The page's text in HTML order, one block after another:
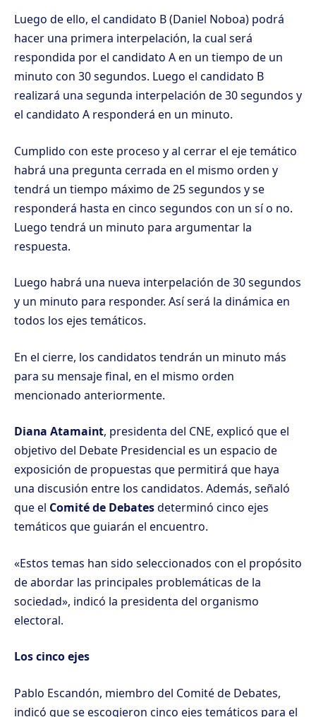
Luego de ello, el candidato B (Daniel Noboa) podrá
hacer una primera interpelación, la cual será
respondida por el candidato A en un tiempo de un
minuto con 30 segundos. Luego el candidato B
realizará una segunda interpelación de 30 segundos y
el candidato A responderá en un minuto.
Cumplido con este proceso y al cerrar el eje temático
habrá una pregunta cerrada en el mismo orden y
tendrá un tiempo máximo de 25 segundos y se
responderá hasta en cinco segundos con un sí o no.
Luego tendrá un minuto para argumentar la
respuesta.
Luego habrá una nueva interpelación de 30 segundos
y un minuto para responder. Así será la dinámica en
todos los ejes temáticos.
En el cierre, los candidatos tendrán un minuto más
para su mensaje final, en el mismo orden
mencionado anteriormente.
Diana Atamaint, presidenta del CNE, explicó que el
objetivo del Debate Presidencial es un espacio de
exposición de propuestas que permitirá que haya
una discusión entre los candidatos. Además, señaló
que el Comité de Debatesdeterminó cinco ejes
temáticos que guiarán el encuentro.
«Estos temas han sido seleccionados con el propósito
de abordar las principales problemáticas de la
sociedad», indicó la presidenta del organismo
electoral.
Los cinco ejes
Pablo Escandón, miembro del Comité de Debates,
indicó que se escogieron cinco ejes temáticos para el